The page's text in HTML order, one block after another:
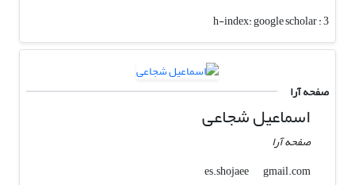
h-index:google scholar : 3
صفحه آرا
اسماعیل شجاعی
صفحه آرا
es.shojaee
gmail.com